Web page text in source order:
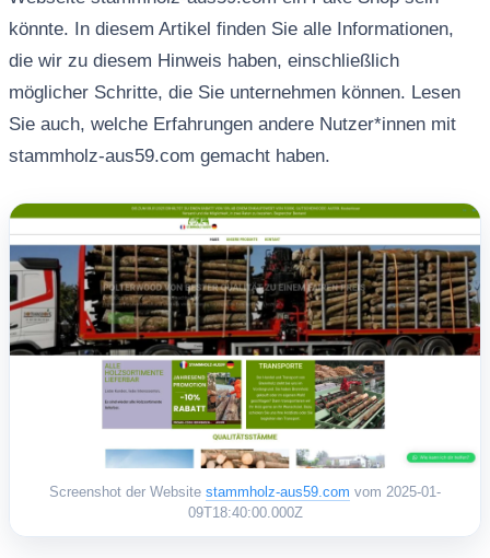
könnte. In diesem Artikel finden Sie alle Informationen,
die wir zu diesem Hinweis haben, einschließlich
möglicher Schritte, die Sie unternehmen können. Lesen
Sie auch, welche Erfahrungen andere Nutzer*innen mit
stammholz-aus59.com gemacht haben.
Screenshot der Website stammholz-aus59.com vom 2025-01-
09T18:40:00.000Z